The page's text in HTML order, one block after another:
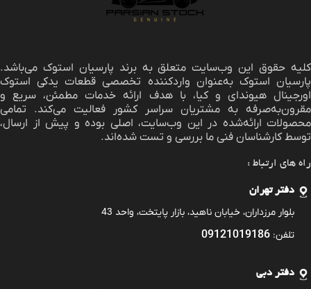
کلیه حقوق این وب‌سایت متعلق به برند پارسیان استوک می‌باشد.
پارسیان استوک به‌عنوان واردکننده تخصصی قطعات یدکی استوک
اورجینال هیوندای و کیا، با هدف ارائه خدمات مطمئن، سریع و
مقرون‌به‌صرفه به مشتریان سراسر کشور فعالیت می‌کند. تمامی
محصولات ارائه‌شده در این وب‌سایت، اصلی بوده و پیش از ارسال،
توسط کارشناسان فنی ما بررسی و تست شده‌اند.
راه های ارتباط :
دفتر تهران
بلوار مرزداران، خیابان ناهید، بازار پایتخت، واحد 43
تلفن: 09121019186
دفتر دبی